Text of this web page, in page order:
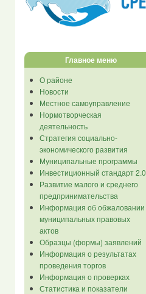
Главное меню
О районе
Новости
Местное самоуправление
Нормотворческая
деятельность
Стратегия социально-
экономического развития
Муниципальные программы
Инвестиционный стандарт 2.0
Развитие малого и среднего
предпринимательства
Информация об обжаловании
муниципальных правовых
актов
Образцы (формы) заявлений
Информация о результатах
проведения торгов
Информация о проверках
Статистика и показатели